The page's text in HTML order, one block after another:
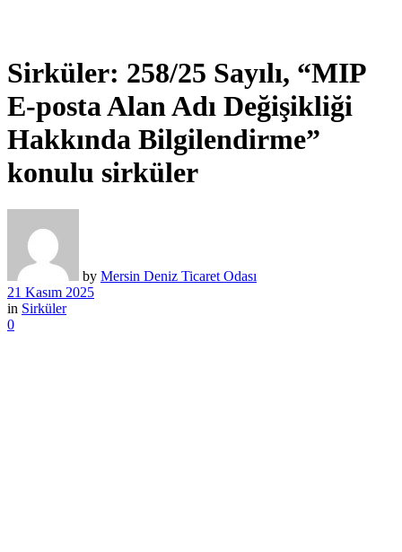
Sirküler: 258/25 Sayılı, “MIP
E-posta Alan Adı Değişikliği
Hakkında Bilgilendirme”
konulu sirküler
by Mersin Deniz Ticaret Odası
21 Kasım 2025
in Sirküler
0